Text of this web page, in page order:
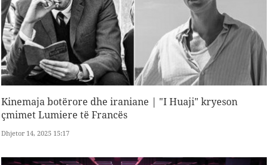
Kinemaja botërore dhe iraniane | "I Huaji" kryeson
çmimet Lumiere të Francës
Dhjetor 14, 2025 15:17